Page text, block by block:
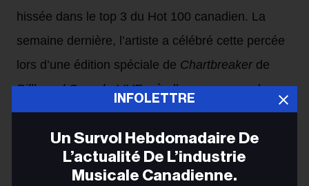
INFOLETTRE
Un Survol Hebdomadaire De
L’actualité De L’industrie
Musicale Canadienne.
hissée dans le top 3 du Hot 100 canadien. La
semaine dernière, l’artiste a célébré cette percée
lors d’une édition spéciale de Chartbreaker de
Billboard Canada LIVE, où elle a reçu une plaque
commémorative. Dans cette nouvelle entrevue,
elle revient sur le succès fulgurant qui a
bouleversé sa carrière.